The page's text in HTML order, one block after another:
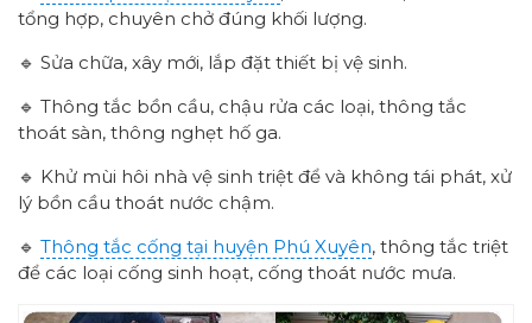
tổng hợp, chuyên chở đúng khối lượng.
🔹 Sửa chữa, xây mới, lắp đặt thiết bị vệ sinh.
🔹 Thông tắc bồn cầu, chậu rửa các loại, thông tắc
thoát sàn, thông nghẹt hố ga.
🔹 Khử mùi hôi nhà vệ sinh triệt để và không tái phát, xử
lý bồn cầu thoát nước chậm.
🔹 Thông tắc cống tại huyện Phú Xuyên, thông tắc triệt
để các loại cống sinh hoạt, cống thoát nước mưa.